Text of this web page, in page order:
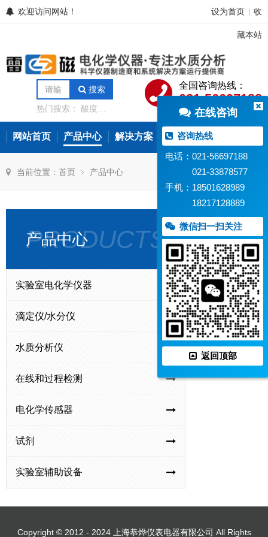
欢迎访问网站！ 设为首页 收
藏本站
搜索
热门搜索：酸度计
分析仪
微量水分分
析仪
氨氮测定仪
全国咨询热线：
021-56697188
网站首页 产品中心 解决方案 常见问题
当前位置： 首页 产品中心
产品中心
PRODUCTS
实验室电化学仪器
滴定仪/水分仪
水质分析仪
在线和过程检测
电化学传感器
试剂
实验室辅助设备
DWS-
51
型
钠
离
子
计
PXSJ-
226T
型
离
子
计
PXBJ-
287L
型
便
携
式
离
子
型
离
子
计
PXSJ-
270F
型
离
子
计
PXBJ-
286F
型
便
携
式
离
DWS-
295F
型
钠
离
子
计
Copyright © 2012 - 2024 上海恭烨仪表电器有限公司 All Rights
在线咨询
咨询热线
电话：021-56697188
021-33878577
手机：18501628989
18217128889
微信扫一扫关注
返回顶部